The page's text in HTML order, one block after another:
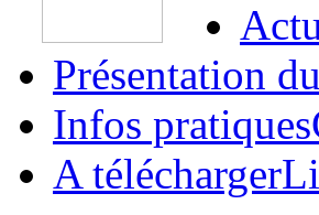
Présentation
Infos pratiques
A télécharger